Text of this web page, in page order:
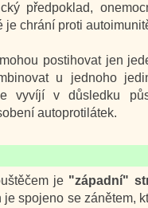
předpoklad,
je chrání proti
postihovat jen
u jednoho
vyvíjí v důsledku
autoprotilátek.
je "západní"
je spojeno se zánětem,